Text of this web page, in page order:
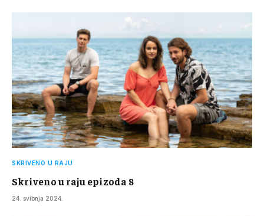
SKRIVENO U RAJU
Skriveno u raju epizoda 8
24. svibnja 2024.